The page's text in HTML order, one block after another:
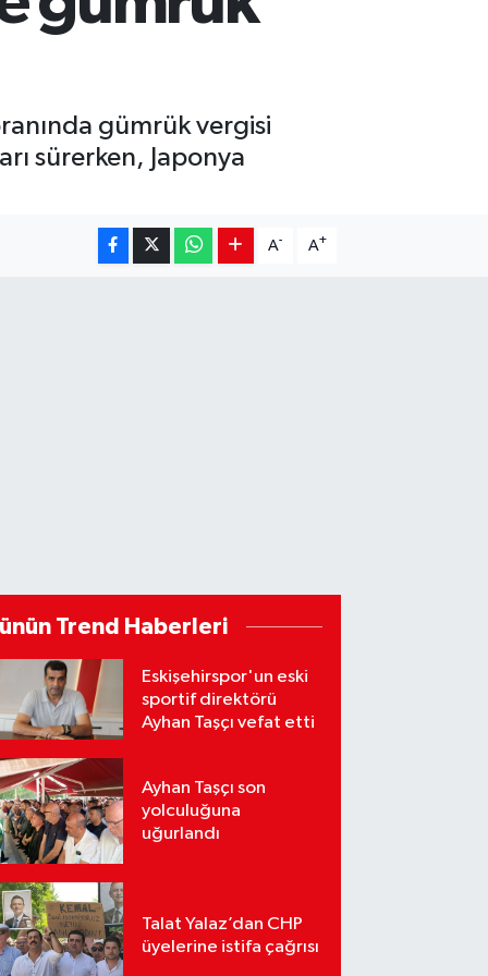
gümrük vergisi
sürerken, Japonya
A- A+
Trend Haberleri
Eskişehirspor'un eski
sportif direktörü
Ayhan Taşçı vefat etti
Ayhan Taşçı son
yolculuğuna
uğurlandı
Talat Yalaz’dan CHP
üyelerine istifa çağrısı